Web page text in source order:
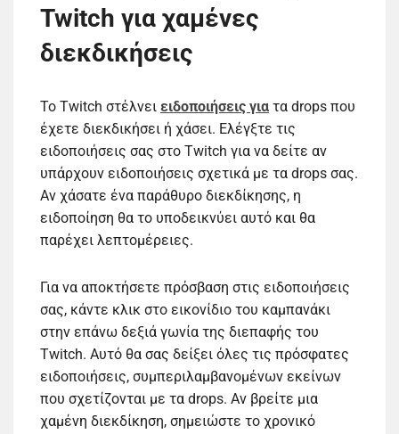
Twitch για χαμένες
διεκδικήσεις
Το Twitch στέλνει ειδοποιήσεις για τα drops που
έχετε διεκδικήσει ή χάσει. Ελέγξτε τις
ειδοποιήσεις σας στο Twitch για να δείτε αν
υπάρχουν ειδοποιήσεις σχετικά με τα drops σας.
Αν χάσατε ένα παράθυρο διεκδίκησης, η
ειδοποίηση θα το υποδεικνύει αυτό και θα
παρέχει λεπτομέρειες.
Για να αποκτήσετε πρόσβαση στις ειδοποιήσεις
σας, κάντε κλικ στο εικονίδιο του καμπανάκι
στην επάνω δεξιά γωνία της διεπαφής του
Twitch. Αυτό θα σας δείξει όλες τις πρόσφατες
ειδοποιήσεις, συμπεριλαμβανομένων εκείνων
που σχετίζονται με τα drops. Αν βρείτε μια
χαμένη διεκδίκηση, σημειώστε το χρονικό